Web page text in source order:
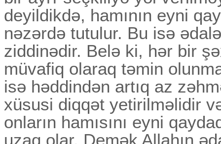
deyildikdə, hamının eyni
nəzərdə tutulur. Bu isə
ziddinədir. Belə ki, hər bir
müvafiq olaraq təmin
isə həddindən artıq az
xüsusi diqqət yetirilməlidir
onların hamısını eyni
uzaq olar. Demək Allahın